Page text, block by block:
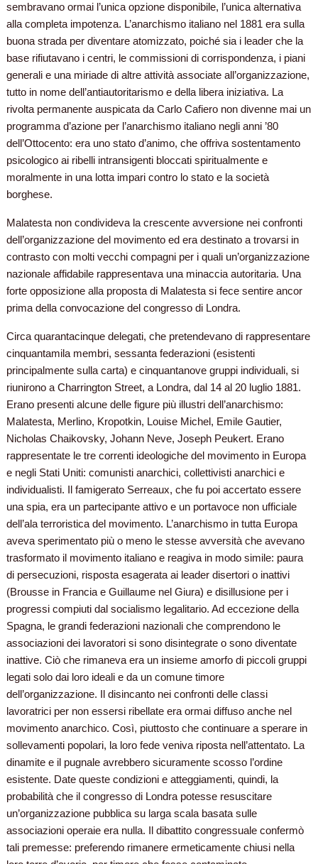
sembravano ormai l’unica opzione disponibile, l’unica alternativa
alla completa impotenza. L’anarchismo italiano nel 1881 era sulla
buona strada per diventare atomizzato, poiché sia i leader che la
base rifiutavano i centri, le commissioni di corrispondenza, i piani
generali e una miriade di altre attività associate all’organizzazione,
tutto in nome dell’antiautoritarismo e della libera iniziativa. La
rivolta permanente auspicata da Carlo Cafiero non divenne mai un
programma d’azione per l’anarchismo italiano negli anni ’80
dell’Ottocento: era uno stato d’animo, che offriva sostentamento
psicologico ai ribelli intransigenti bloccati spiritualmente e
moralmente in una lotta impari contro lo stato e la società
borghese.
Malatesta non condivideva la crescente avversione nei confronti
dell’organizzazione del movimento ed era destinato a trovarsi in
contrasto con molti vecchi compagni per i quali un’organizzazione
nazionale affidabile rappresentava una minaccia autoritaria. Una
forte opposizione alla proposta di Malatesta si fece sentire ancor
prima della convocazione del congresso di Londra.
Circa quarantacinque delegati, che pretendevano di rappresentare
cinquantamila membri, sessanta federazioni (esistenti
principalmente sulla carta) e cinquantanove gruppi individuali, si
riunirono a Charrington Street, a Londra, dal 14 al 20 luglio 1881.
Erano presenti alcune delle figure più illustri dell’anarchismo:
Malatesta, Merlino, Kropotkin, Louise Michel, Emile Gautier,
Nicholas Chaikovsky, Johann Neve, Joseph Peukert. Erano
rappresentate le tre correnti ideologiche del movimento in Europa
e negli Stati Uniti: comunisti anarchici, collettivisti anarchici e
individualisti. Il famigerato Serreaux, che fu poi accertato essere
una spia, era un partecipante attivo e un portavoce non ufficiale
dell’ala terroristica del movimento. L’anarchismo in tutta Europa
aveva sperimentato più o meno le stesse avversità che avevano
trasformato il movimento italiano e reagiva in modo simile: paura
di persecuzioni, risposta esagerata ai leader disertori o inattivi
(Brousse in Francia e Guillaume nel Giura) e disillusione per i
progressi compiuti dal socialismo legalitario. Ad eccezione della
Spagna, le grandi federazioni nazionali che comprendono le
associazioni dei lavoratori si sono disintegrate o sono diventate
inattive. Ciò che rimaneva era un insieme amorfo di piccoli gruppi
legati solo dai loro ideali e da un comune timore
dell’organizzazione. Il disincanto nei confronti delle classi
lavoratrici per non essersi ribellate era ormai diffuso anche nel
movimento anarchico. Così, piuttosto che continuare a sperare in
sollevamenti popolari, la loro fede veniva riposta nell’attentato. La
dinamite e il pugnale avrebbero sicuramente scosso l’ordine
esistente. Date queste condizioni e atteggiamenti, quindi, la
probabilità che il congresso di Londra potesse resuscitare
un’organizzazione pubblica su larga scala basata sulle
associazioni operaie era nulla. Il dibattito congressuale confermò
tali premesse: preferendo rimanere ermeticamente chiusi nella